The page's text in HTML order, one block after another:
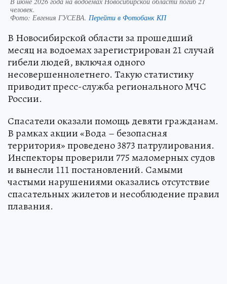
человек.
Фото: Евгения ГУСЕВА. Перейти в Фотобанк КП
В Новосибирской области за прошедший
месяц на водоемах зарегистрирован 21 случай
гибели людей, включая одного
несовершеннолетнего. Такую статистику
приводит пресс-служба регионального МЧС
России.
Спасатели оказали помощь девяти гражданам.
В рамках акции «Вода – безопасная
территория» проведено 3873 патрулирования.
Инспекторы проверили 775 маломерных судов
и вынесли 111 постановлений. Самыми
частыми нарушениями оказались отсутствие
спасательных жилетов и несоблюдение правил
плавания.